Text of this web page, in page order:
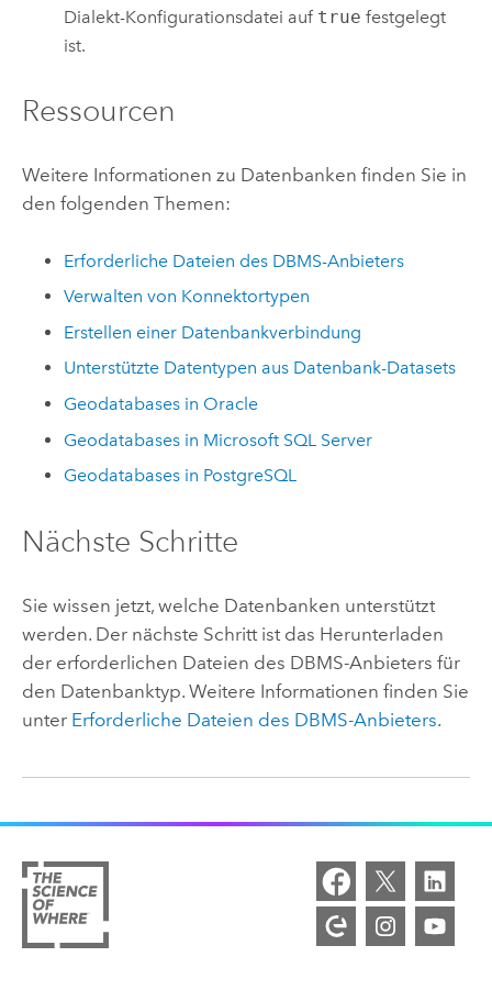
Dialekt-Konfigurationsdatei auf true festgelegt
ist.
Ressourcen
Weitere Informationen zu Datenbanken finden Sie in
den folgenden Themen:
Erforderliche Dateien des DBMS-Anbieters
Verwalten von Konnektortypen
Erstellen einer Datenbankverbindung
Unterstützte Datentypen aus Datenbank-Datasets
Geodatabases in Oracle
Geodatabases in Microsoft SQL Server
Geodatabases in PostgreSQL
Nächste Schritte
Sie wissen jetzt, welche Datenbanken unterstützt
werden. Der nächste Schritt ist das Herunterladen
der erforderlichen Dateien des DBMS-Anbieters für
den Datenbanktyp. Weitere Informationen finden Sie
unter Erforderliche Dateien des DBMS-Anbieters.